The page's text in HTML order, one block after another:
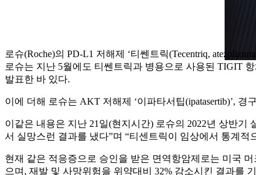
로슈(Roche)의 PD-L1 저해제 ‘티쎈트릭(Tecentriq,
로슈는 지난 5월에도 티쎈트릭과 병용으로 사용된 TIGIT
발표한 바 있다.
이에 더해 로슈는 AKT 저해제 ‘이파타서팁(ipatasertib)’, 경
이같은 내용은 지난 21일(현지시간) 로슈의 2022년 상반기
서 실망스런 결과를 냈다”며 “티센트릭이 임상에서 통계
현재 같은 적응증으로 승인을 받은 면역항암제로는 미국 머
으며, 재발 및 사망위험을 위약대비 32% 감소시킨 결과를